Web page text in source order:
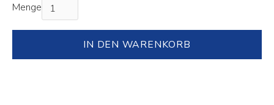
Menge